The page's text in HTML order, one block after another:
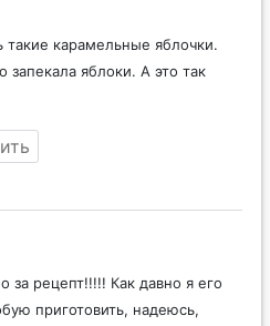
карамельные яблочки.
запекала яблоки. А это так
рецепт!!!!! Как давно я его
приготовить, надеюсь,